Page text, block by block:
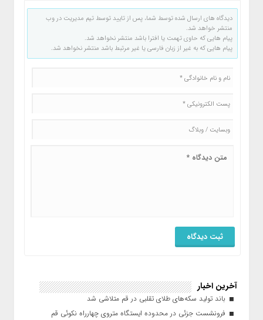
دیدگاه های ارسال شده توسط شما، پس از تایید توسط تیم مدیریت در وب
منتشر خواهد شد.
پیام هایی که حاوی تهمت یا افترا باشد منتشر نخواهد شد.
پیام هایی که به غیر از زبان فارسی یا غیر مرتبط باشد منتشر نخواهد شد.
آخرین اخبار
باند تولید سکه‌های طلای تقلبی در قم متلاشی شد
فرونشست جزئی در محدوده ایستگاه متروی چهارراه نکوئی قم